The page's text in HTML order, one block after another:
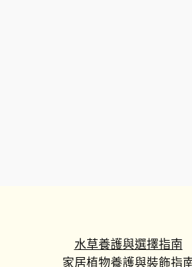
水草養護與選擇指南
家居植物養護與裝飾指